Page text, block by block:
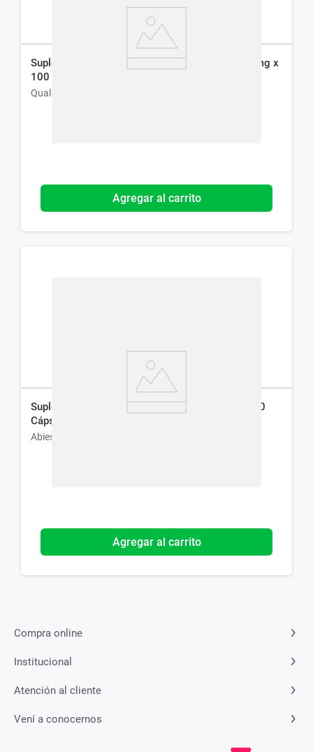
Suplemento Dietario Qualivits Vitamina C 1000 mg x
100 tabs
Qualivits
Agregar al carrito
Suplemento Dietario Cartílago Abies 500 mg x 30
Cáps
Abies
Agregar al carrito
Compra online
Institucional
Atención al cliente
Vení a conocernos